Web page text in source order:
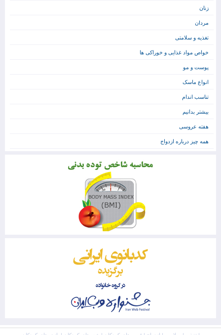
زنان
مردان
تغذیه و سلامتی
خواص مواد غذایی و خوراکی ها
پوست و مو
انواع ماسک
تناسب اندام
بیشتر بدانیم
هفته عروسی
همه چیز درباره ازدواج